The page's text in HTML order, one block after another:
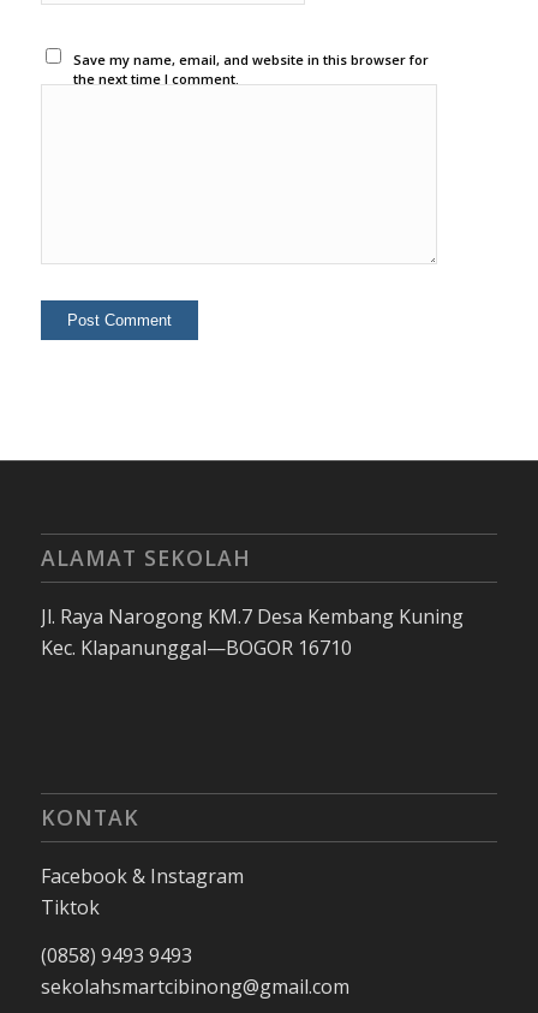
Save my name, email, and website in this browser for
the next time I comment.
ALAMAT SEKOLAH
Jl. Raya Narogong KM.7 Desa Kembang Kuning
Kec. Klapanunggal—BOGOR 16710
KONTAK
Facebook & Instagram
Tiktok
(0858) 9493 9493
sekolahsmartcibinong@gmail.com